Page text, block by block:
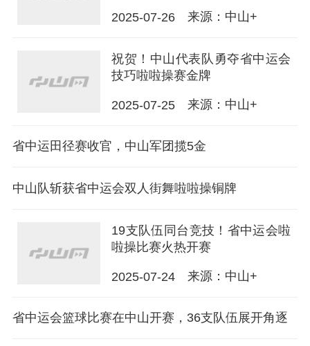
2025-07-26 来源：中山+
祝贺！中山代表队勇夺省中运会
技巧啦啦操赛金牌
2025-07-25 来源：中山+
省中运田径赛收官，中山军团揽5金
中山队斩获省中运会双人街舞啦啦操铜牌
19支队伍同台竞技！省中运会啦
啦操比赛火热开赛
2025-07-24 来源：中山+
省中运会篮球比赛在中山开赛，36支队伍展开角逐